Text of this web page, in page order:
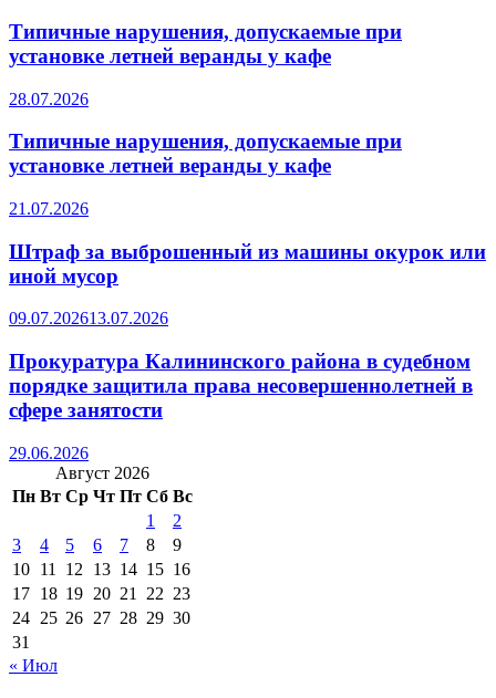
Типичные нарушения, допускаемые при
установке летней веранды у кафе
28.07.2026
Типичные нарушения, допускаемые при
установке летней веранды у кафе
21.07.2026
Штраф за выброшенный из машины окурок или
иной мусор
09.07.202613.07.2026
Прокуратура Калининского района в судебном
порядке защитила права несовершеннолетней в
сфере занятости
29.06.2026
Август 2026
Пн Вт Ср Чт Пт Сб Вс
1
2
3
4 5 6 7 8
9
10 11 12 13 14 15 16
17 18 19 20 21 22 23
24 25 26 27 28 29 30
31
« Июл